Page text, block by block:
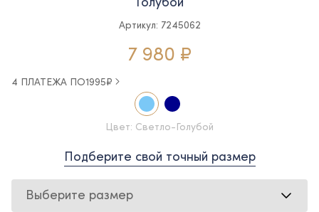
Артикул: 7245062
7 980 ₽
4 ПЛАТЕЖА ПО1995₽
Цвет: Светло-Голубой
Подберите свой точный размер
Выберите размер